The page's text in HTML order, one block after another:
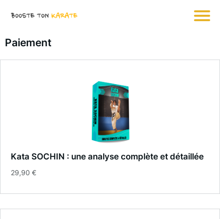
Paiement
Kata SOCHIN : une analyse complète et détaillée
29,90 €